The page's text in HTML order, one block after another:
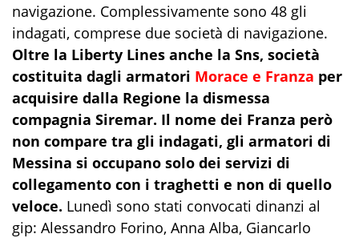
navigazione. Complessivamente sono 48 gli
indagati, comprese due società di navigazione.
Oltre la Liberty Lines anche la Sns, società
costituita dagli armatori Morace e Franza per
acquisire dalla Regione la dismessa
compagnia Siremar. Il nome dei Franza però
non compare tra gli indagati, gli armatori di
Messina si occupano solo dei servizi di
collegamento con i traghetti e non di quello
veloce. Lunedì sono stati convocati dinanzi al
gip: Alessandro Forino, Anna Alba, Giancarlo